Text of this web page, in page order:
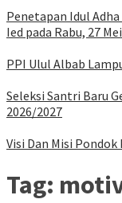
Penetapan Idul
Ied pada Rabu, 27
PPI Ulul Albab
Seleksi Santri Baru
2026/2027
Visi Dan Misi
Tag: